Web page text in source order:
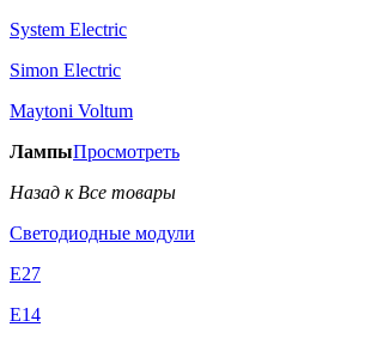
System Electric
Simon Electric
Maytoni Voltum
ЛампыПросмотреть
Назад к Все товары
Светодиодные модули
E27
E14